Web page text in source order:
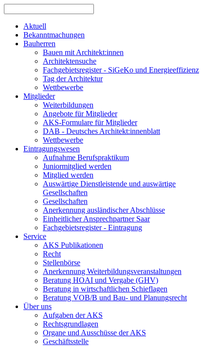
Aktuell
Bekanntmachungen
Bauherren
Bauen mit Architekt:innen
Architektensuche
Fachgebietsregister - SiGeKo und Energieeffizienz
Tag der Architektur
Wettbewerbe
Mitglieder
Weiterbildungen
Angebote für Mitglieder
AKS-Formulare für Mitglieder
DAB - Deutsches Architekt:innenblatt
Wettbewerbe
Eintragungswesen
Aufnahme Berufspraktikum
Juniormitglied werden
Mitglied werden
Auswärtige Dienstleistende und auswärtige
Gesellschaften
Gesellschaften
Anerkennung ausländischer Abschlüsse
Einheitlicher Ansprechpartner Saar
Fachgebietsregister - Eintragung
Service
AKS Publikationen
Recht
Stellenbörse
Anerkennung Weiterbildungsveranstaltungen
Beratung HOAI und Vergabe (GHV)
Beratung in wirtschaftlichen Schieflagen
Beratung VOB/B und Bau- und Planungsrecht
Über uns
Aufgaben der AKS
Rechtsgrundlagen
Organe und Ausschüsse der AKS
Geschäftsstelle